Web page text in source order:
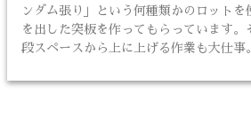
ンダム張り」という何種類かのロットを
を出した突板を作ってもらっています。
段スペースから上に上げる作業も大仕事。